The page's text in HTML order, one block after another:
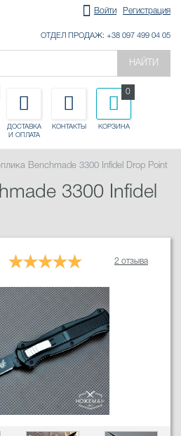
Войти Регистрация
ОТДЕЛ ПРОДАЖ: +38 097 499 04 05
НАЙТИ
ДОСТАВКА
И ОПЛАТА
КОНТАКТЫ КОРЗИНА
0
Benchmade 3300 Infidel Drop Point
3300 Infidel
2 отзыва